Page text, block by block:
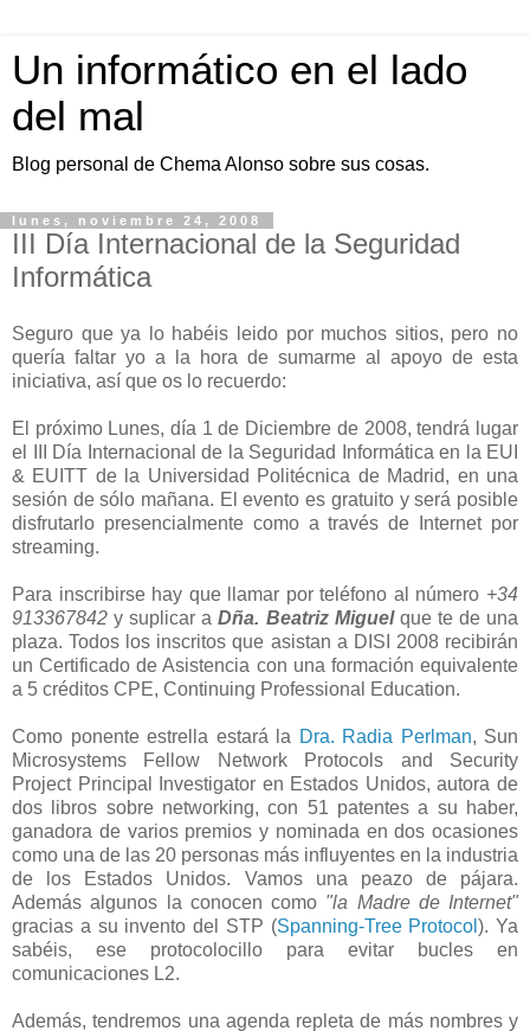
Un informático en el lado
del mal
Blog personal de Chema Alonso sobre sus cosas.
lunes, noviembre 24, 2008
III Día Internacional de la Seguridad
Informática
Seguro que ya lo habéis leido por muchos sitios, pero no
quería faltar yo a la hora de sumarme al apoyo de esta
iniciativa, así que os lo recuerdo:
El próximo Lunes, día 1 de Diciembre de 2008, tendrá lugar
el III Día Internacional de la Seguridad Informática en la EUI
& EUITT de la Universidad Politécnica de Madrid, en una
sesión de sólo mañana. El evento es gratuito y será posible
disfrutarlo presencialmente como a través de Internet por
streaming.
Para inscribirse hay que llamar por teléfono al número +34
913367842 y suplicar aDña. Beatriz Miguel que te de una
plaza. Todos los inscritos que asistan a DISI 2008 recibirán
un Certificado de Asistencia con una formación equivalente
a 5 créditos CPE, Continuing Professional Education.
Como ponente estrella estará la Dra. Radia Perlman, Sun
Microsystems Fellow Network Protocols and Security
Project Principal Investigator en Estados Unidos, autora de
dos libros sobre networking, con 51 patentes a su haber,
ganadora de varios premios y nominada en dos ocasiones
como una de las 20 personas más influyentes en la industria
de los Estados Unidos. Vamos una peazo de pájara.
Además algunos la conocen como "la Madre de Internet"
gracias a su invento del STP (Spanning-Tree Protocol). Ya
sabéis, ese protocolocillo para evitar bucles en
comunicaciones L2.
Además, tendremos una agenda repleta de más nombres y